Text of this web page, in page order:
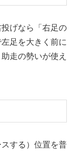
げなら「右足の
足を大きく前に
走の勢いが使え
する）位置を普